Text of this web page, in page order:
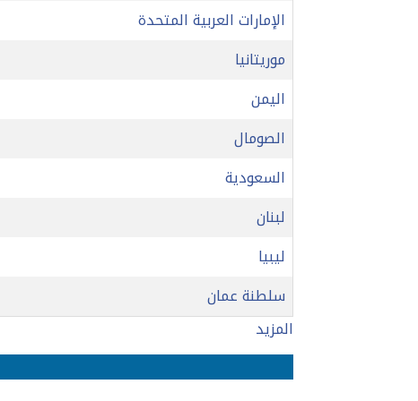
الإمارات العربية المتحدة
موريتانيا
اليمن
الصومال
السعودية
لبنان
ليبيا
سلطنة عمان
المزيد